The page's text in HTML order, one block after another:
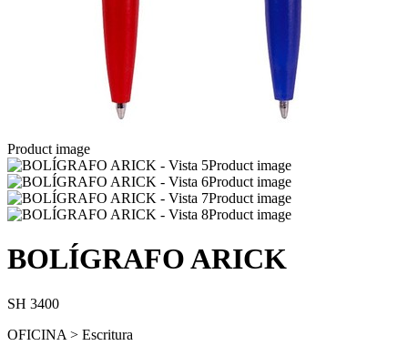
Product image
Product image
Product image
Product image
Product image
BOLÍGRAFO ARICK
SH 3400
OFICINA > Escritura